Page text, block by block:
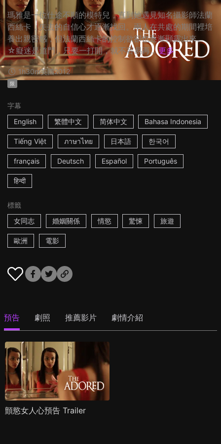
瑪雅是一位仕途不順的模特兒，直到她遇見知名攝影師法蘭
西絲卡，失去的自信心才逐漸找回。兩人在共處的期間裡培
養出親密感，但法蘭西絲卡的控制欲卻也逐漸顯露出來。
☆癡迷是道門，只要一打開，就不容易再... 更多
1h30m英國2012
限
字幕
English
繁體中文 简体中文 Bahasa Indonesia
Tiếng Việt ภาษาไทย 日本語 한국어
français Deutsch Español Português
हिन्दी
標籤
女同志
婚姻關係 情慾 驚悚 旅遊
歐洲 電影
預告 劇照 推薦影片 劇情介紹
顫慾女人心預告 Trailer